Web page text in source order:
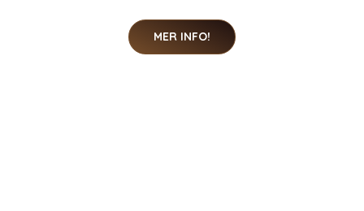
MER INFO!